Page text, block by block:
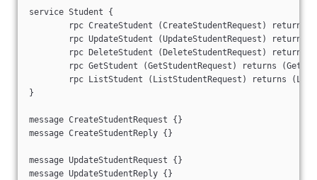
service Student {
rpc CreateStudent (CreateStudentRequest) returns
rpc UpdateStudent (UpdateStudentRequest) returns
rpc DeleteStudent (DeleteStudentRequest) returns
rpc GetStudent (GetStudentRequest) returns
rpc ListStudent (ListStudentRequest) returns
}
message CreateStudentRequest {}
message CreateStudentReply {}
message UpdateStudentRequest {}
message UpdateStudentReply {}